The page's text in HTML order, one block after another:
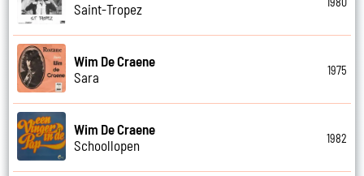
Saint-Tropez
Wim De Craene
Sara
1975
Wim De Craene
Schoollopen
1982